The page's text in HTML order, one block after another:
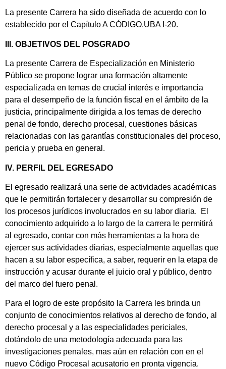
La presente Carrera ha sido diseñada de acuerdo con lo
establecido por el Capítulo A CÓDIGO.UBA I-20.
III. OBJETIVOS DEL POSGRADO
La presente Carrera de Especialización en Ministerio
Público se propone lograr una formación altamente
especializada en temas de crucial interés e importancia
para el desempeño de la función fiscal en el ámbito de la
justicia, principalmente dirigida a los temas de derecho
penal de fondo, derecho procesal, cuestiones básicas
relacionadas con las garantías constitucionales del proceso,
pericia y prueba en general.
IV. PERFIL DEL EGRESADO
El egresado realizará una serie de actividades académicas
que le permitirán fortalecer y desarrollar su compresión de
los procesos jurídicos involucrados en su labor diaria. El
conocimiento adquirido a lo largo de la carrera le permitirá
al egresado, contar con más herramientas a la hora de
ejercer sus actividades diarias, especialmente aquellas que
hacen a su labor específica, a saber, requerir en la etapa de
instrucción y acusar durante el juicio oral y público, dentro
del marco del fuero penal.
Para el logro de este propósito la Carrera les brinda un
conjunto de conocimientos relativos al derecho de fondo, al
derecho procesal y a las especialidades periciales,
dotándolo de una metodología adecuada para las
investigaciones penales, mas aún en relación con en el
nuevo Código Procesal acusatorio en pronta vigencia.